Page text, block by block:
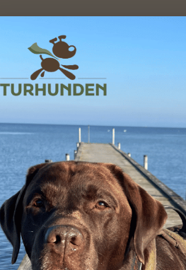
Non-
High - 4
Non-stop